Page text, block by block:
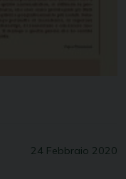
24 Febbraio 2020